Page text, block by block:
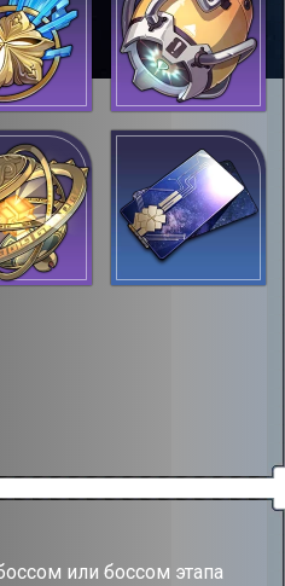
или боссом этапа